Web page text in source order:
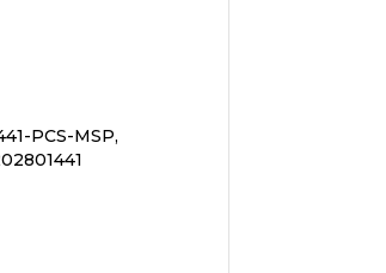
PCS-MSP,